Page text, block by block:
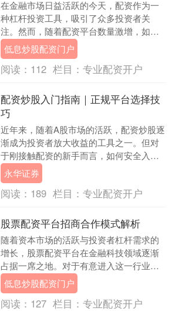
在金融市场日益活跃的今天，配资作为一
种杠杆投资工具，吸引了众多投资者关
注。然而，随着配资平台数量激增，如何
辨别合规平台、避免踩雷成为投资者最关
心的问题。本文将为....
低息炒股配资门户
阅读： 112 栏目： 专业配资开户
配资炒股入门指南｜正规平台选择技
巧
近年来，随着A股市场的活跃，配资炒股逐
渐成为投资者放大收益的工具之一。但对
于刚接触配资的新手而言，如何安全入
门、如何辨别正规平台，是决定投资成败
的关键。本文将为....
永华证券
阅读： 189 栏目： 专业配资开户
股票配资平台招商合作模式解析
随着资本市场的活跃与投资者杠杆需求的
增长，股票配资平台在金融科技领域逐渐
占据一席之地。对于有意进入这一行业的
合作伙伴而言，深入了解平台的招商合作
模式，是制定商业....
低息炒股配资门户
阅读： 127 栏目： 专业配资开户